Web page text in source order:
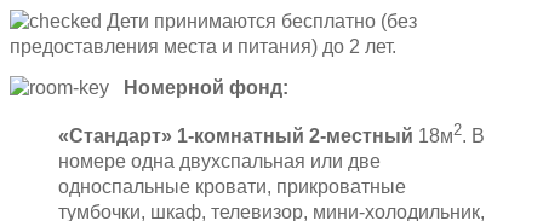
Дети принимаются бесплатно (без
предоставления места и питания) до 2 лет.
Номерной фонд:
«Стандарт» 1-комнатный 2-местный 18м2. В
номере одна двухспальная или две
односпальные кровати, прикроватные
тумбочки, шкаф, телевизор, мини-холодильник,